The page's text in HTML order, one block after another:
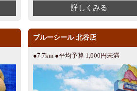
詳しくみる
ブルーシール 北谷店
●7.7km ●平均予算 1,000円未満